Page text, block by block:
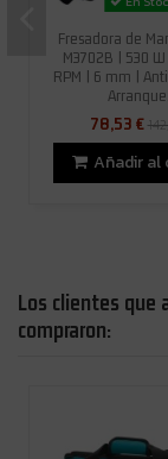
Fresadora de
M3702B | 530
RPM | 6 mm |
78,53 €
Añadir al
Los clientes que
compraron: